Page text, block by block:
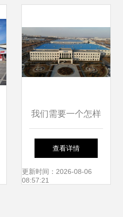
我们需要一个怎样
的大连——以厦门
市仙岳小学为参照
查看详情
更新时间：2026-08-06
08:57:21